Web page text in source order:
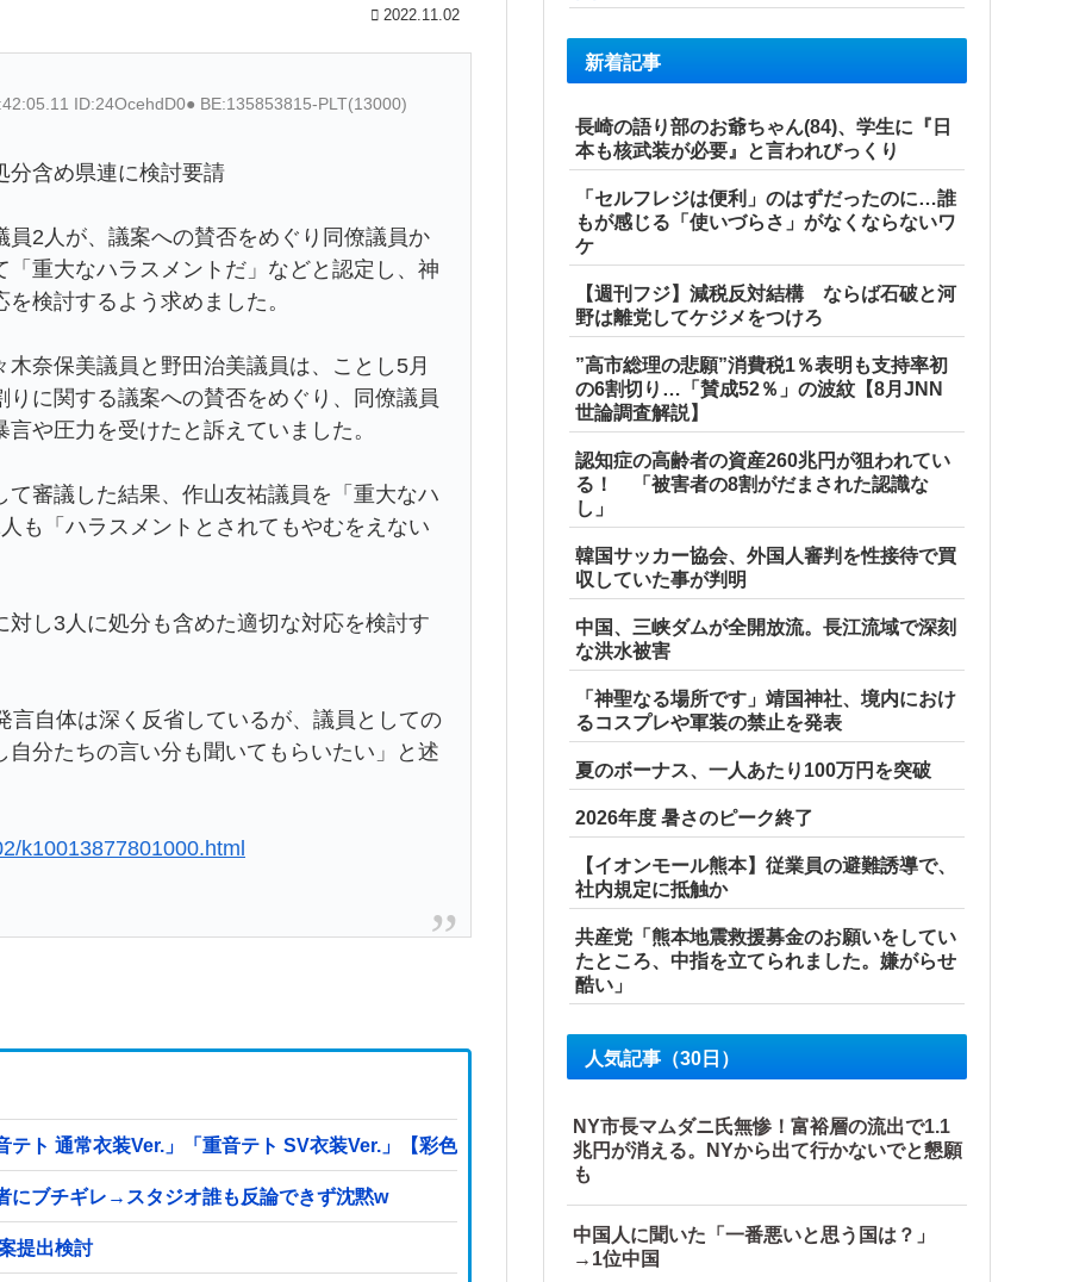
2022.11.02
ID:24OcehdD0● BE:135853815-PLT(13000)
分含め県連に検討要請
2人が、議案への賛否をめぐり同僚議員か
重大なハラスメントだ」などと認定し、神
検討するよう求めました。
奈保美議員と野田治美議員は、ことし5月
に関する議案への賛否をめぐり、同僚議員
や圧力を受けたと訴えていました。
審議した結果、作山友祐議員を「重大なハ
も「ハラスメントとされてもやむをえない
し3人に処分も含めた適切な対応を検討す
自体は深く反省しているが、議員としての
分たちの言い分も聞いてもらいたい」と述
k10013877801000.html
ト 通常衣装Ver.」「重音テト SV衣装Ver.」【彩色原型公開】
にブチギレ→スタジオ誰も反論できず沈黙w
提出検討
新着記事
長崎の語り部のお爺ちゃん(84)、学生に『日
本も核武装が必要』と言われびっくり
「セルフレジは便利」のはずだったのに…誰
もが感じる「使いづらさ」がなくならないワ
ケ
【週刊フジ】減税反対結構 ならば石破と河
野は離党してケジメをつけろ
”高市総理の悲願”消費税1％表明も支持率初
の6割切り…「賛成52％」の波紋【8月JNN
世論調査解説】
認知症の高齢者の資産260兆円が狙われてい
る！ 「被害者の8割がだまされた認識な
し」
韓国サッカー協会、外国人審判を性接待で買
収していた事が判明
中国、三峡ダムが全開放流。長江流域で深刻
な洪水被害
「神聖なる場所です」靖国神社、境内におけ
るコスプレや軍装の禁止を発表
夏のボーナス、一人あたり100万円を突破
2026年度 暑さのピーク終了
【イオンモール熊本】従業員の避難誘導で、
社内規定に抵触か
共産党「熊本地震救援募金のお願いをしてい
たところ、中指を立てられました。嫌がらせ
酷い」
人気記事（30日）
NY市長マムダニ氏無惨！富裕層の流出で1.1
兆円が消える。NYから出て行かないでと懇願
も
中国人に聞いた「一番悪いと思う国は？」
→1位中国